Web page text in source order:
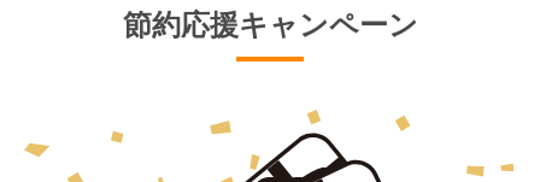
節約応援キャンペーン